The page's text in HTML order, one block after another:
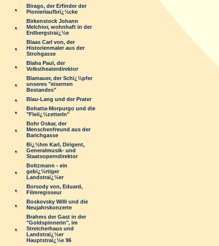
Birago, der Erfinder der
Pionierlaufbrï¿½cke
Birkenstock Johann
Melchior, wohnhaft in der
Erdbergstraï¿½e
Blaas Carl von, der
Historienmaler aus der
Strohgasse
Blaha Paul, der
Volkstheaterdirektor
Blamauer, der Schï¿½pfer
unseres "eisernen
Bestandes"
Blau-Lang und der Prater
Bohatta-Morpurgo und die
"Fleiï¿½zetterln"
Bohr Oskar, der
Menschenfreund aus der
Barichgasse
Bï¿½hm Karl, Dirigent,
Generalmusik- und
Staatsoperndirektor
Boltzmann - ein
gebï¿½rtiger
Landstraï¿½er
Borsody von, Eduard,
Filmregisseur
Boskovsky Willi und die
Neujahrskonzerte
Brahms der Gast in der
"Goldspinnerin", im
Streicherhaus und
Landstraï¿½er
Hauptstraï¿½e 96